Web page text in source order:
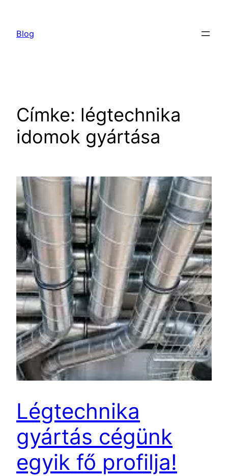
tartalomhoz
Blog
Címke: légtechnika
idomok gyártása
Légtechnika
gyártás cégünk
egyik fő profilja!